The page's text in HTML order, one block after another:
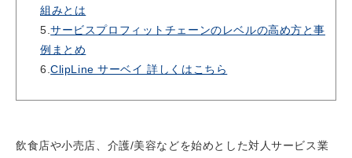
組みとは
5.サービスプロフィットチェーンのレベルの高め方と事
例まとめ
6.ClipLine サーベイ 詳しくはこちら
飲食店や小売店、介護/美容などを始めとした対人サービス業